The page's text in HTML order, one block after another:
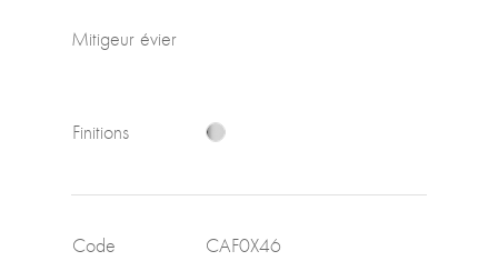
Mitigeur évier
Finitions
Code CAF0X46